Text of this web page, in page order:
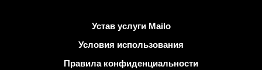
Устав услуги Mailo
Условия использования
Правила конфиденциальности